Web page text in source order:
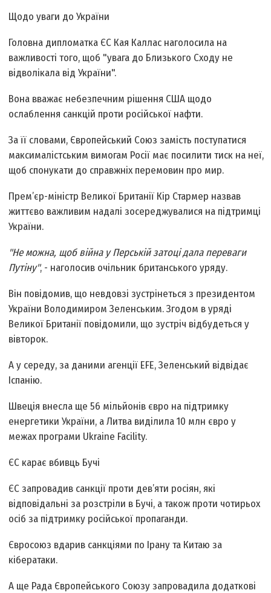
Щодо уваги до України
Головна дипломатка ЄС Кая Каллас наголосила на
важливості того, щоб "увага до Близького Сходу не
відволікала від України".
Вона вважає небезпечним рішення США щодо
ослаблення санкцій проти російської нафти.
За її словами, Європейський Союз замість поступатися
максималістським вимогам Росії має посилити тиск на неї,
щоб спонукати до справжніх перемовин про мир.
Прем’єр-міністр Великої Британії Кір Стармер назвав
життєво важливим надалі зосереджувалися на підтримці
України.
"Не можна, щоб війна у Перській затоці дала переваги
Путіну", - наголосив очільник британського уряду.
Він повідомив, що невдовзі зустрінеться з президентом
України Володимиром Зеленським. Згодом в уряді
Великої Британії повідомили, що зустріч відбудеться у
вівторок.
А у середу, за даними агенції EFE, Зеленський відвідає
Іспанію.
Швеція внесла ще 56 мільйонів євро на підтримку
енергетики України, а Литва виділила 10 млн євро у
межах програми Ukraine Facility.
ЄС карає вбивць Бучі
ЄС запровадив санкції проти дев’яти росіян, які
відповідальні за розстріли в Бучі, а також проти чотирьох
осіб за підтримку російської пропаганди.
Євросоюз вдарив санкціями по Ірану та Китаю за
кібератаки.
А ще Рада Європейського Союзу запровадила додаткові